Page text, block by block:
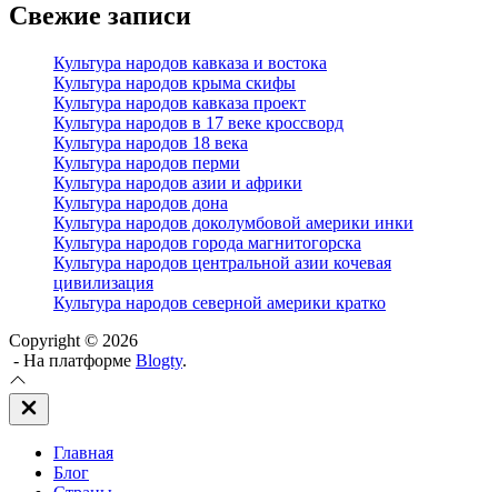
Свежие записи
Культура народов кавказа и востока
Культура народов крыма скифы
Культура народов кавказа проект
Культура народов в 17 веке кроссворд
Культура народов 18 века
Культура народов перми
Культура народов азии и африки
Культура народов дона
Культура народов доколумбовой америки инки
Культура народов города магнитогорска
Культура народов центральной азии кочевая
цивилизация
Культура народов северной америки кратко
Copyright © 2026
- На платформе Blogty.
Закрыть
вне
Главная
Блог